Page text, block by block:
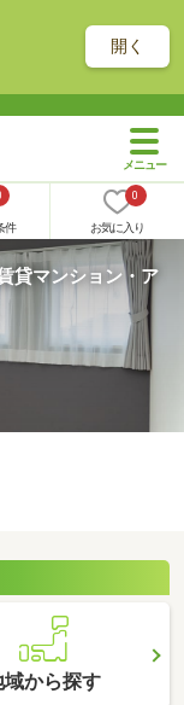
開く
件
0
お気に入り
貸マンション・ア
域から探す